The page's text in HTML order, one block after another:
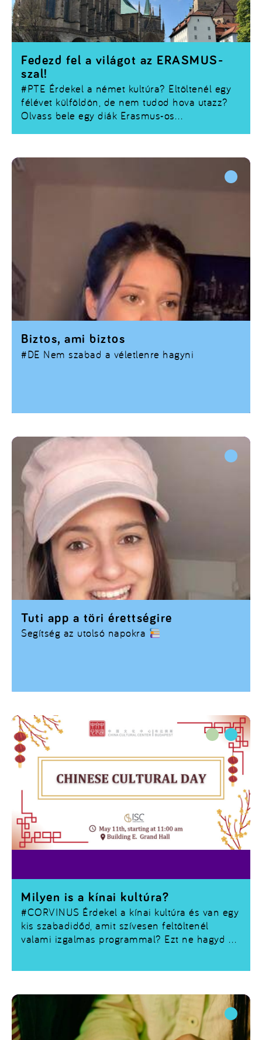
#PTE Érdekel a német kultúra? Eltöltenél egy
félévet külföldön, de nem tudod hova utazz?
Olvass bele egy diák Erasmus-os
Fedezd fel a világot az ERASMUS-
szal!
#DE Nem szabad a véletlenre hagyni
Biztos, ami biztos
Segítség az utolsó napokra
Tuti app a töri érettségire
#CORVINUS Érdekel a kínai kultúra és van egy
kis szabadidőd, amit szívesen feltöltenél
valami izgalmas programmal? Ezt ne hagyd ki
Milyen is a kínai kultúra?